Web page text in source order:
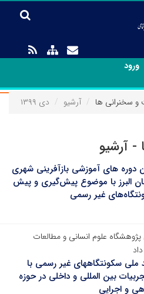
ورود
سخنرانی ها آرشیو دی ۱۳۹۹
آرشیو
دوره های آموزشی بازآفرینی شهری
البرز با موضوع پیش‌گیری و پیش
غیر رسمی
علوم انسانی و مطالعات
ملی سکونتگاههای غیر رسمی با
بین المللی و داخلی در حوزه
و اجرایی